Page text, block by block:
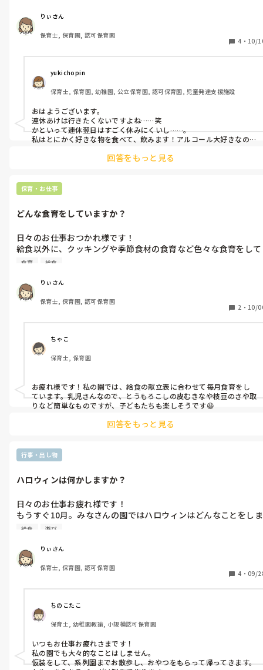
りぃさん
保育士, 保育園, 認可保育園
4 ・ 10/
yukichopin
保育士, 保育園, 幼稚園, 公立保育園, 認可保育園, 児童発達支援施設
おはようございます。
連休あけは行きたくないですよね……笑
かといって連休翌日はすごく休みにくいし……。
私はとにかく好きな物を食べて、飲みます！アルコール大好きなので
回答をもっと見る
保育・お仕事
どんな食育をしていますか？
日々のお仕事おつかれ様です！
給食以外に、クッキングや季節食材の食育など色々な食育をして
います。
食育 給食
りぃさん
保育士, 保育園, 認可保育園
2 ・ 10/
ちゃこ
保育士, 保育園
お疲れ様です！私の園では、給食の献立表に合わせて毎月食育をし
ています。乳児さんなので、とうもろこしの皮むきなや枝豆のさや取
りなど簡単なものですが、子どもたちも楽しそうです😆
回答をもっと見る
行事・出し物
ハロウィンは何かしますか？
日々のお仕事お疲れ様です！
もうすぐ10月。みなさんの園ではハロウィンはどんなことをしま
すか？
ウィンメニューになります🎃
遊びなど何かしていることがあれば参考にさせてください！
給食 遊び
りぃさん
保育士, 保育園, 認可保育園
4 ・ 09/
ちのこたこ
保育士, 幼稚園教諭, 小規模認可保育園
いつもお仕事お疲れさまです！
私の園でも大々的なことはしません。
仮装をして、系列園までお散歩し、おやつをもらって帰ってきます。